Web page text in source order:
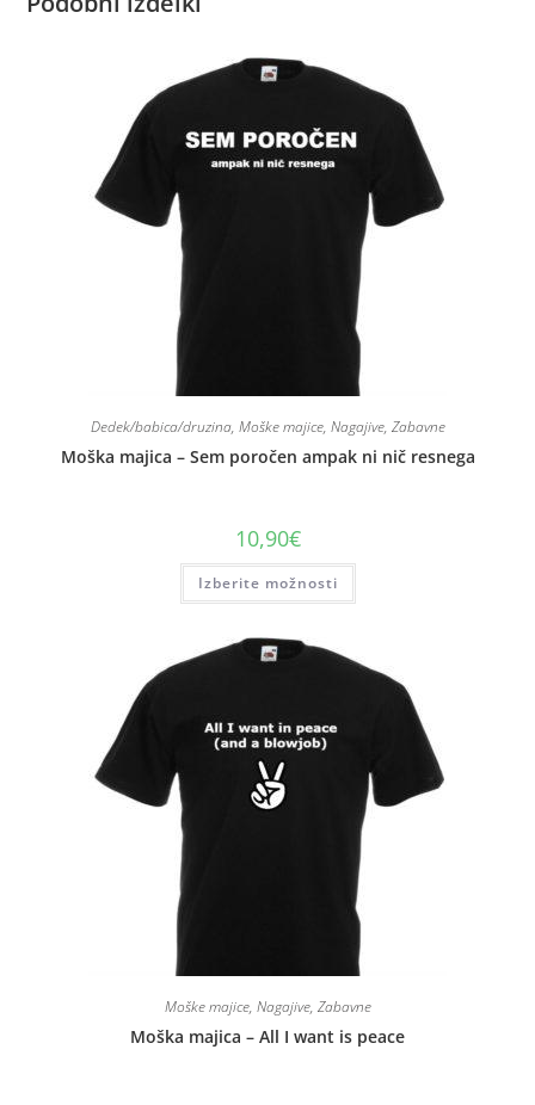
Dedek/babica/druzina, Moške majice, Nagajive, Zabavne
Moška majica – Sem poročen ampak ni nič resnega
10,90€
Izberite možnosti
Moške majice, Nagajive, Zabavne
Moška majica – All I want is peace